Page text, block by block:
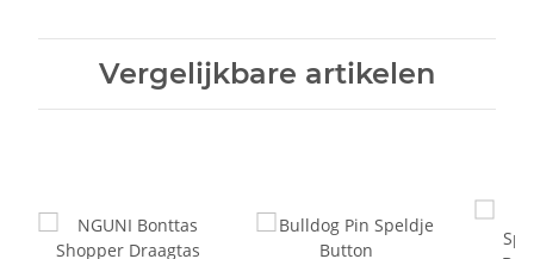
Vergelijkbare artikelen